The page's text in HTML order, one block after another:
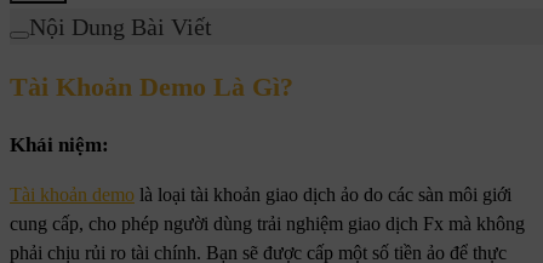
Nội Dung Bài Viết
Tài Khoản Demo Là Gì?
Khái niệm:
Tài khoản demo là loại tài khoản giao dịch ảo do các sàn môi giới
cung cấp, cho phép người dùng trải nghiệm giao dịch Fx mà không
phải chịu rủi ro tài chính. Bạn sẽ được cấp một số tiền ảo để thực